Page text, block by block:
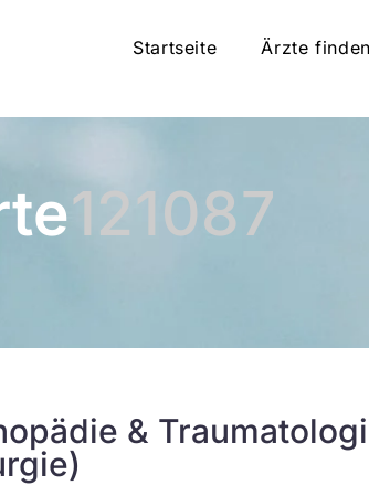
Startseite Ärzte finden
121087
&